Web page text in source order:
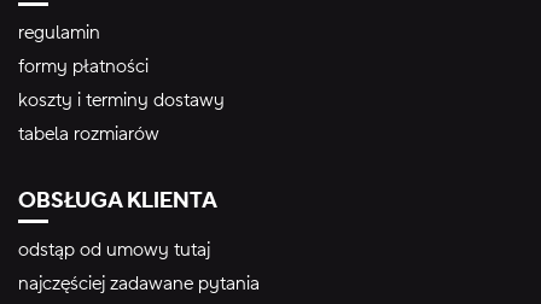
regulamin
formy płatności
koszty i terminy dostawy
tabela rozmiarów
OBSŁUGA KLIENTA
odstąp od umowy tutaj
najczęściej zadawane pytania